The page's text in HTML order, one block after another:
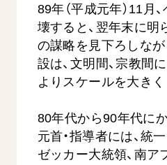
89年（平成元年）11月
壊すると、翌年末に明
の謀略を見下ろしなが
設は、文明間、宗教間
よりスケールを大きく
80年代から90年代に
元首・指導者には、統
ゼッカー大統領、南ア